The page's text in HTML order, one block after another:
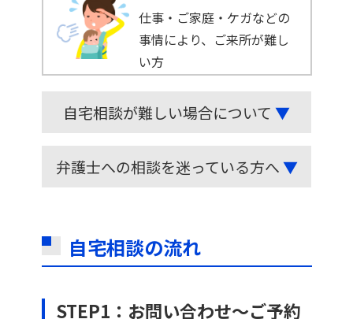
仕事・ご家庭・ケガなどの
事情により、ご来所が難し
い方
自宅相談が難しい場合について ▼
弁護士への相談を迷っている方へ ▼
自宅相談の流れ
STEP1：お問い合わせ～ご予約